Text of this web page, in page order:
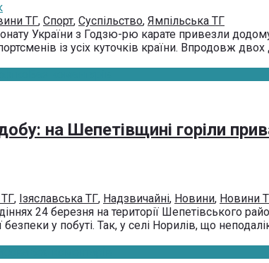
ТГ, Спорт, Суспільство, Ямпільська ТГ
України з Годзю-рю карате привезли
із усіх куточків країни. Впродовж двох
на Шепетівщині горіли
ТГ, Ізяславська ТГ, Надзвичайні, Новини, Новини
24 березня на території Шепетівського
у побуті. Так, у селі Норилів, що неподалік